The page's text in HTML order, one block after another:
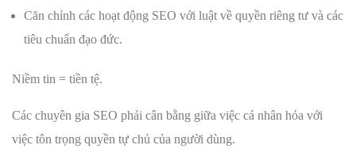
Căn chỉnh các hoạt động SEO với luật về quyền riêng tư và các
tiêu chuẩn đạo đức.
Niềm tin = tiền tệ.
Các chuyên gia SEO phải cân bằng giữa việc cá nhân hóa với
việc tôn trọng quyền tự chủ của người dùng.